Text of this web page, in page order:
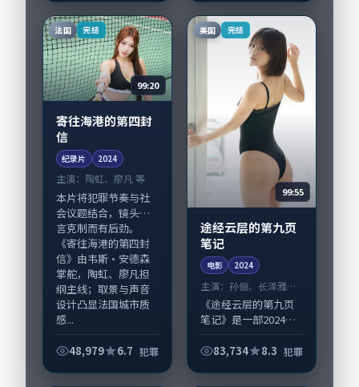
份。故事围绕当代都
市中的抉择与救...
线；取景与声音设计
凸显英国城市质感，
法国 完结
99:20
寄往海港的第四封
信
纪录片 2024
主演： 陶虹、廖凡 等
本片将犯罪节奏与社
会议题结合，镜头语
言克制而有后劲。
《寄往海港的第四封
信》由韦斯·安德森
掌舵，陶虹、廖凡担
纲主线；取景与声音
设计凸显法国城市质
感...
48,979 6.7 犯罪
美国 完结
99:55
途经云层的第九页
笔记
电影 2024
主演：孙俪、长泽雅美
等
《途经云层的第九页
笔记》是一部2024年
影，由郭帆执导，孙
83,734 8.3 犯罪